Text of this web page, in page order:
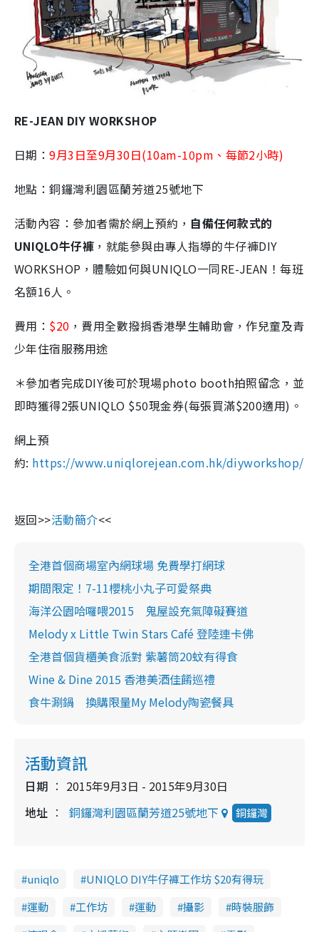
RE-JEAN DIY WORKSHOP
日期：9月3日至9月30日(10am-10pm、每節2小時)
地點：銅鑼灣利園區蘭芳道25號地下
活動內容：參加者需於網上預約， 自備任何款式的
UNIQLO牛仔褲 ，就能參與由專人指導的牛仔褲DIY
WORKSHOP，體驗如何與UNIQLO一同RE-JEAN！每班
名額16人。
費用： $20 ，費用全數撥捐香港學生輔助會，作兒童及青
少年住宿服務用途
＊參加者完成DIY後可於現場photo booth拍照留念，並
即時獲得2張UNIQLO $50現金券(每張買滿$200適用)。
網上預
約: https://www.uniqlorejean.com.hk/diyworkshop/
返回>>活動簡介<<
全港首個商場室內網球場 免費學打網球
期間限定！7-11櫻桃小丸子可愛祭典
海洋公園哈囉喂2015 鬼屋設充氣障礙賽道
Melody x Little Twin Stars Café 登陸連卡佛
全港首個貨櫃美食派對 紫薯筒20蚊有得食
Wine & Dine 2015 香港美酒佳餚巡禮
食牛涮鍋 換購限量My Melody陶瓷餐具
活動資訊
日期
2015年9月3日 - 2015年9月30日
地址
銅鑼灣利園區蘭芳道25號地下 銅鑼灣
uniqlo
UNIQLO DIY牛仔褲工作坊 $20有得玩
運動
工作坊 運動 攝影
時裝服飾